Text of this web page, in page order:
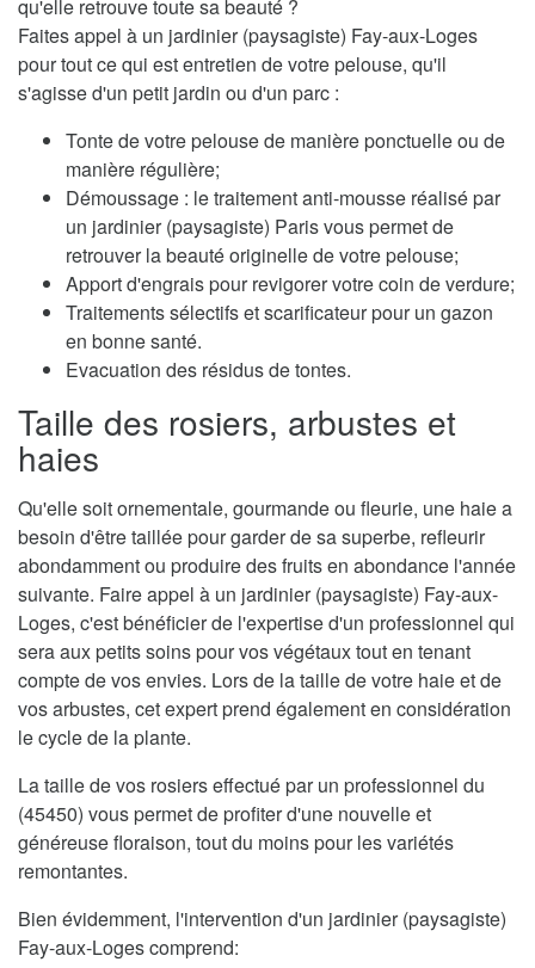
qu'elle retrouve toute sa beauté ?
Faites appel à un jardinier (paysagiste) Fay-aux-Loges
pour tout ce qui est entretien de votre pelouse, qu'il
s'agisse d'un petit jardin ou d'un parc :
Tonte de votre pelouse de manière ponctuelle ou de
manière régulière;
Démoussage : le traitement anti-mousse réalisé par
un jardinier (paysagiste) Paris vous permet de
retrouver la beauté originelle de votre pelouse;
Apport d'engrais pour revigorer votre coin de verdure;
Traitements sélectifs et scarificateur pour un gazon
en bonne santé.
Evacuation des résidus de tontes.
Taille des rosiers, arbustes et
haies
Qu'elle soit ornementale, gourmande ou fleurie, une haie a
besoin d'être taillée pour garder de sa superbe, refleurir
abondamment ou produire des fruits en abondance l'année
suivante. Faire appel à un jardinier (paysagiste) Fay-aux-
Loges, c'est bénéficier de l'expertise d'un professionnel qui
sera aux petits soins pour vos végétaux tout en tenant
compte de vos envies. Lors de la taille de votre haie et de
vos arbustes, cet expert prend également en considération
le cycle de la plante.
La taille de vos rosiers effectué par un professionnel du
(45450) vous permet de profiter d'une nouvelle et
généreuse floraison, tout du moins pour les variétés
remontantes.
Bien évidemment, l'intervention d'un jardinier (paysagiste)
Fay-aux-Loges comprend: